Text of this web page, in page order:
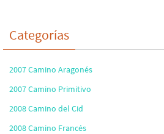
Categorías
2007 Camino Aragonés
2007 Camino Primitivo
2008 Camino del Cid
2008 Camino Francés